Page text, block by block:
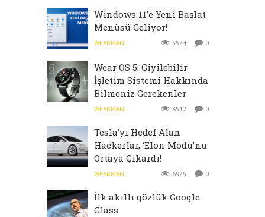
Windows 11’e Yeni Başlat
Menüsü Geliyor!
WEARMAN 5574 0
Wear OS 5: Giyilebilir
İşletim Sistemi Hakkında
Bilmeniz Gerekenler
WEARMAN 8512 0
Tesla’yı Hedef Alan
Hackerlar, ‘Elon Modu’nu
Ortaya Çıkardı!
WEARMAN 6979 0
İlk akıllı gözlük Google
Glass